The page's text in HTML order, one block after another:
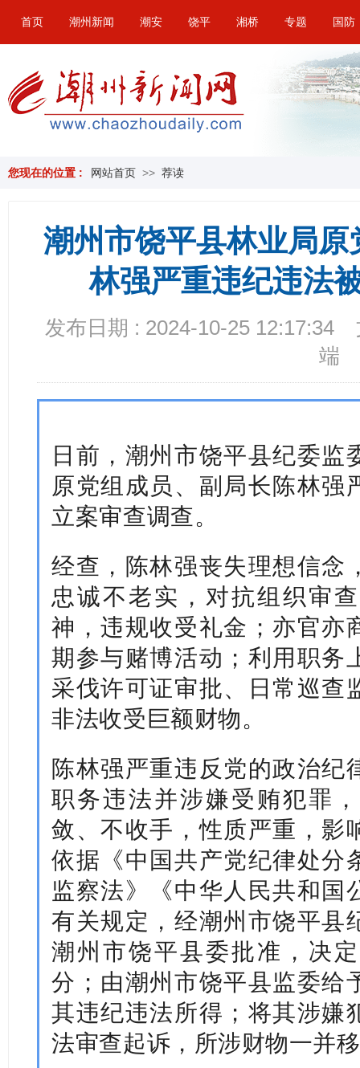
首页 潮州新闻 潮安 饶平 湘桥 专题 国防
您现在的位置 : 网站首页 >> 荐读
潮州市饶平县林业局
林强严重违纪违法
发布日期 : 2024-10-25 12:17:34
端
日前，潮州市饶平县纪委监
原党组成员、副局长陈林强
立案审查调查。
经查，陈林强丧失理想信念
忠诚不老实，对抗组织审
神，违规收受礼金；亦官亦
期参与赌博活动；利用职务
采伐许可证审批、日常巡查
非法收受巨额财物。
陈林强严重违反党的政治纪
职务违法并涉嫌受贿犯罪
敛、不收手，性质严重，影
依据《中国共产党纪律处分
监察法》《中华人民共和国
有关规定，经潮州市饶平县
潮州市饶平县委批准，决
分；由潮州市饶平县监委给
其违纪违法所得；将其涉嫌
法审查起诉，所涉财物一并